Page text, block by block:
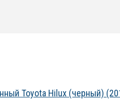
Toyota Hilux (черный)